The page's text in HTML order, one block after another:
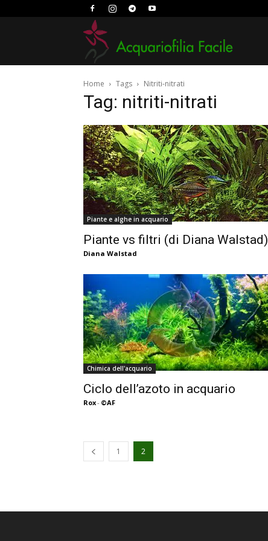
Home Tags Nitriti-nitrati
Tag: nitriti-nitrati
Piante e alghe in acquario
Piante vs filtri (di Diana Walstad)
Diana Walstad
Chimica dell'acquario
Ciclo dell’azoto in acquario
Rox- ©AF
1 2